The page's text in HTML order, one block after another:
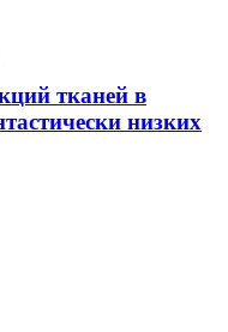
тканей в
низких